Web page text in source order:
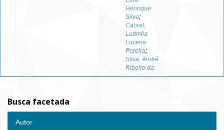
Henrique
Silva;
Cabral,
Ludmila
Lucena
Pereira;
Silva, André
Ribeiro da
Busca facetada
Autor